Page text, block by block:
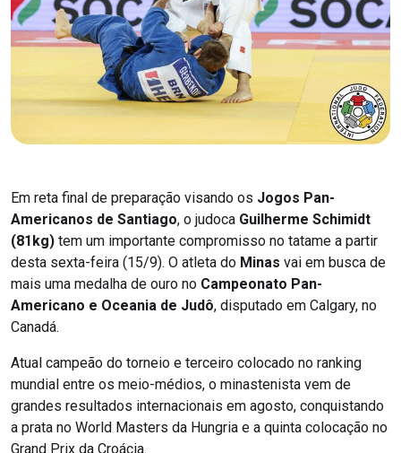
Em reta final de preparação visando os Jogos Pan-
Americanos de Santiago, o judoca Guilherme Schimidt
(81kg) tem um importante compromisso no tatame a partir
desta sexta-feira (15/9). O atleta do Minas vai em busca de
mais uma medalha de ouro no Campeonato Pan-
Americano e Oceania de Judô, disputado em Calgary, no
Canadá.
Atual campeão do torneio e terceiro colocado no ranking
mundial entre os meio-médios, o minastenista vem de
grandes resultados internacionais em agosto, conquistando
a prata no World Masters da Hungria e a quinta colocação no
Grand Prix da Croácia.